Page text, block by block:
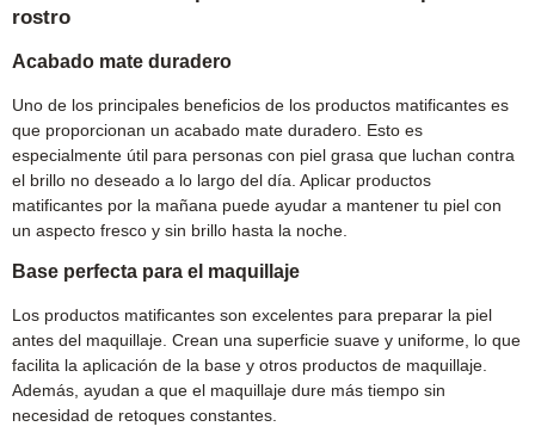
rostro
Acabado mate duradero
Uno de los principales beneficios de los productos matificantes es
que proporcionan un acabado mate duradero. Esto es
especialmente útil para personas con piel grasa que luchan contra
el brillo no deseado a lo largo del día. Aplicar productos
matificantes por la mañana puede ayudar a mantener tu piel con
un aspecto fresco y sin brillo hasta la noche.
Base perfecta para el maquillaje
Los productos matificantes son excelentes para preparar la piel
antes del maquillaje. Crean una superficie suave y uniforme, lo que
facilita la aplicación de la base y otros productos de maquillaje.
Además, ayudan a que el maquillaje dure más tiempo sin
necesidad de retoques constantes.